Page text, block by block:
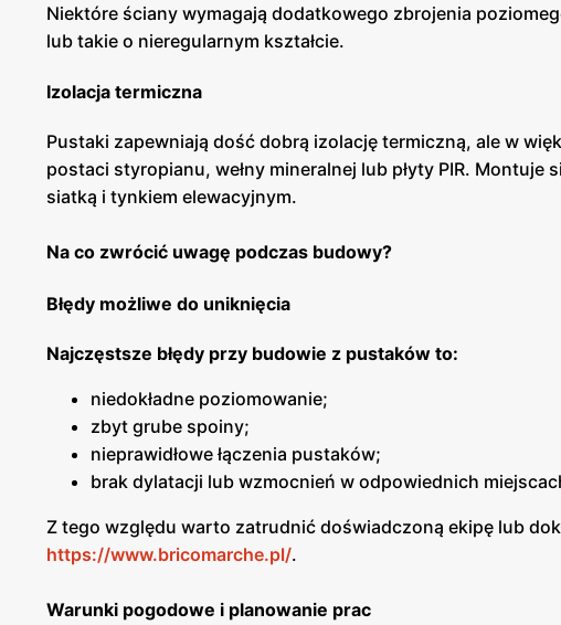
Niektóre ściany wymagają dodatkowego zbrojenia
lub takie o nieregularnym kształcie.
Izolacja termiczna
Pustaki zapewniają dość dobrą izolację termiczną, ale w
postaci styropianu, wełny mineralnej lub płyty PIR.
siatką i tynkiem elewacyjnym.
Na co zwrócić uwagę podczas budowy?
Błędy możliwe do uniknięcia
Najczęstsze błędy przy budowie z pustaków to:
niedokładne poziomowanie;
zbyt grube spoiny;
nieprawidłowe łączenia pustaków;
brak dylatacji lub wzmocnień w odpowiednich
Z tego względu warto zatrudnić doświadczoną ekipę lub
https://www.bricomarche.pl/.
Warunki pogodowe i planowanie prac